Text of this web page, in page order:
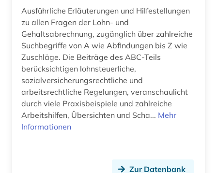
aufklärung (1)
aufsatzsammlung (1)
ausbildung (1)
auschwitz-prozess (2)
ausland (1)
ausländer (1)
Tschechische Republik (2)
Tuerkei (2)
USA (28)
Vatikanstadt (1)
Ausführliche Erläuterungen und Hilfestellungen
zu allen Fragen der Lohn- und
Gehaltsabrechnung, zugänglich über zahlreiche
Suchbegriffe von A wie Abfindungen bis Z wie
Zuschläge. Die Beiträge des ABC-Teils
berücksichtigen lohnsteuerliche,
sozialversicherungsrechtliche und
arbeitsrechtliche Regelungen, veranschaulicht
durch viele Praxisbeispiele und zahlreiche
Arbeitshilfen, Übersichten und Scha... Mehr
Informationen
Zur Datenbank